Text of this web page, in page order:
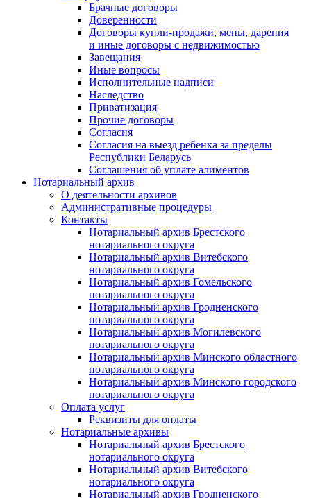
Брачные договоры
Доверенности
Договоры купли-продажи, мены, дарения
и иные договоры с недвижимостью
Завещания
Иные вопросы
Исполнительные надписи
Наследство
Приватизация
Прочие договоры
Согласия
Согласия на выезд ребенка за пределы
Республики Беларусь
Соглашения об уплате алиментов
Нотариальный архив
О деятельности архивов
Административные процедуры
Контакты
Нотариальный архив Брестского
нотариального округа
Нотариальный архив Витебского
нотариального округа
Нотариальный архив Гомельского
нотариального округа
Нотариальный архив Гродненского
нотариального округа
Нотариальный архив Могилевского
нотариального округа
Нотариальный архив Минского областного
нотариального округа
Нотариальный архив Минского городского
нотариального округа
Оплата услуг
Реквизиты для оплаты
Нотариальные архивы
Нотариальный архив Брестского
нотариального округа
Нотариальный архив Витебского
нотариального округа
Нотариальный архив Гродненского